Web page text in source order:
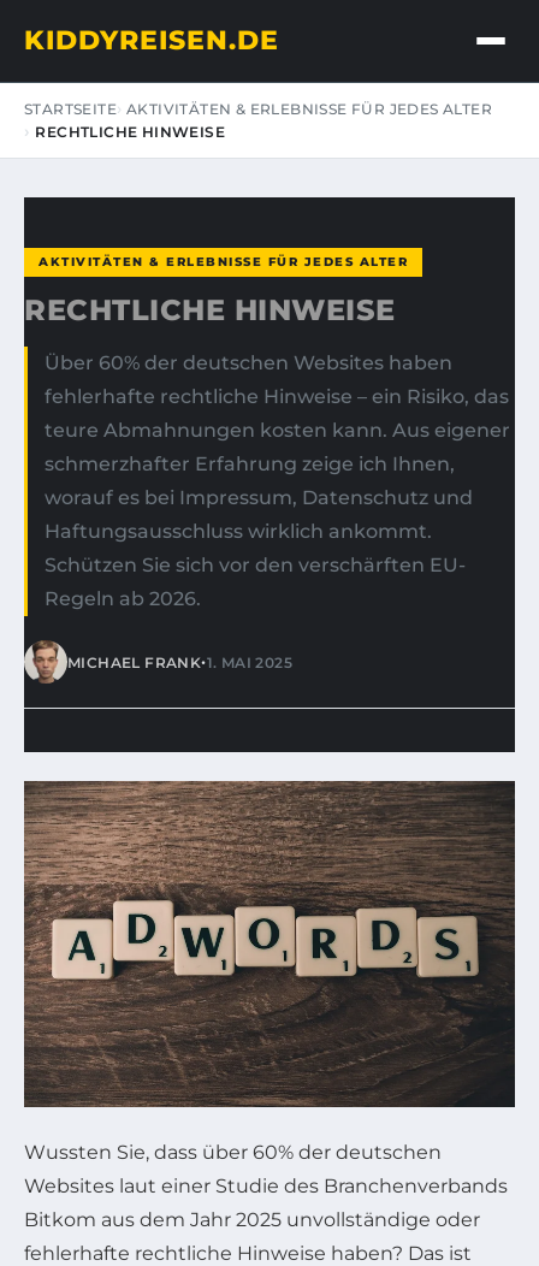
KIDDYREISEN.DE
STARTSEITE AKTIVITÄTEN & ERLEBNISSE FÜR JEDES ALTER
RECHTLICHE HINWEISE
AKTIVITÄTEN & ERLEBNISSE FÜR JEDES ALTER
RECHTLICHE HINWEISE
Über 60% der deutschen Websites haben
fehlerhafte rechtliche Hinweise – ein Risiko, das
teure Abmahnungen kosten kann. Aus eigener
schmerzhafter Erfahrung zeige ich Ihnen,
worauf es bei Impressum, Datenschutz und
Haftungsausschluss wirklich ankommt.
Schützen Sie sich vor den verschärften EU-
Regeln ab 2026.
MICHAEL FRANK•1. MAI 2025
Wussten Sie, dass über 60% der deutschen
Websites laut einer Studie des Branchenverbands
Bitkom aus dem Jahr 2025 unvollständige oder
fehlerhafte rechtliche Hinweise haben? Das ist